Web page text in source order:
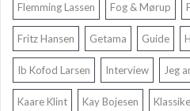
Flemming Lassen Fog & Mørup
Fritz Hansen Getama Guide
Ib Kofod Larsen Interview Jeg
Kaare Klint Kay Bojesen